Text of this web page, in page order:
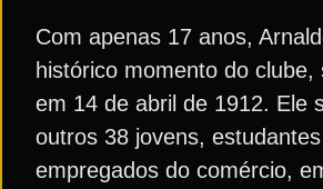
Com apenas 17 anos,
histórico momento do clube,
em 14 de abril de 1912. Ele
outros 38 jovens,
empregados do comércio,